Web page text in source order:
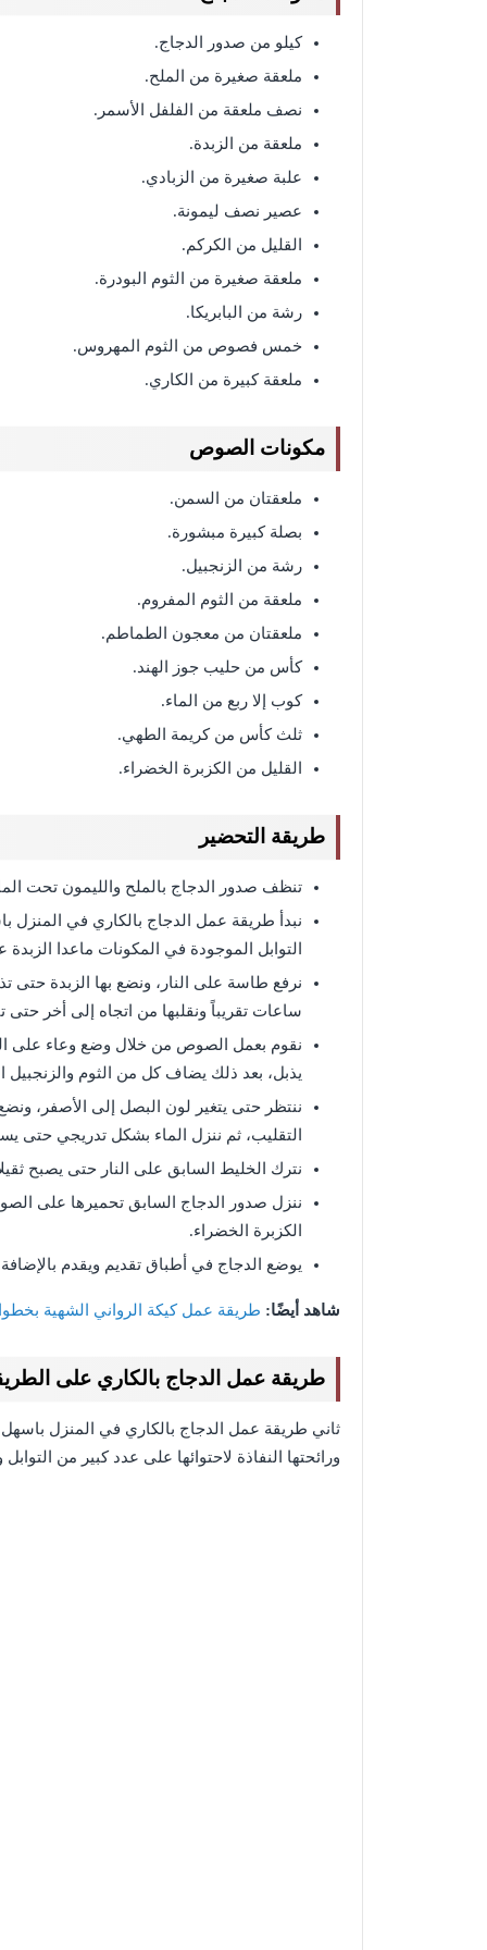
كيلو من صدور الدجاج.
ملعقة صغيرة من الملح.
نصف ملعقة من الفلفل الأسمر.
ملعقة من الزبدة.
علبة صغيرة من الزبادي.
عصير نصف ليمونة.
القليل من الكركم.
ملعقة صغيرة من الثوم البودرة.
رشة من البابريكا.
خمس فصوص من الثوم المهروس.
ملعقة كبيرة من الكاري.
مكونات الصوص
ملعقتان من السمن.
بصلة كبيرة مبشورة.
رشة من الزنجبيل.
ملعقة من الثوم المفروم.
ملعقتان من معجون الطماطم.
كأس من حليب جوز الهند.
كوب إلا ربع من الماء.
ثلث كأس من كريمة الطهي.
القليل من الكزبرة الخضراء.
طريقة التحضير
تنظف صدور الدجاج بالملح والليمون تحت
نبدأ طريقة عمل الدجاج بالكاري في المنزل
التوابل الموجودة في المكونات ماعدا
نرفع طاسة على النار، ونضع بها الزبدة حتى
ساعات تقريباً ونقلبها من اتجاه إلى أخر حتى
نقوم بعمل الصوص من خلال وضع وعاء على
يذبل، بعد ذلك يضاف كل من الثوم والزنجبيل
ننتظر حتى يتغير لون البصل إلى الأصفر،
التقليب، ثم ننزل الماء بشكل تدريجي حتى
نترك الخليط السابق على النار حتى يصبح
ننزل صدور الدجاج السابق تحميرها على
الكزبرة الخضراء.
يوضع الدجاج في أطباق تقديم ويقدم بالإضافة
شاهد أيضًا: طريقة عمل كيكة الرواني الشهية
طريقة عمل الدجاج بالكاري على
ثاني طريقة عمل الدجاج بالكاري في المنزل باسهل
ورائحتها النفاذة لاحتوائها على عدد كبير من